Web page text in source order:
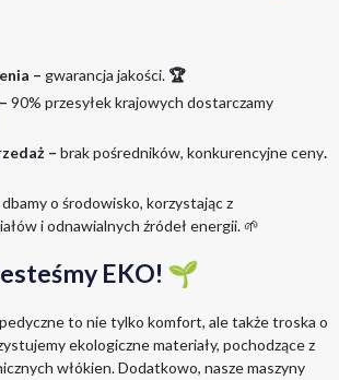
– gwarancja jakości. 🏆
90% przesyłek krajowych dostarczamy
– brak pośredników, konkurencyjne ceny.
dbamy o środowisko, korzystając z
i odnawialnych źródeł energii. 🌱
EKO! 🌱
to nie tylko komfort, ale także troska o
ekologiczne materiały, pochodzące z
włókien. Dodatkowo, nasze maszyny